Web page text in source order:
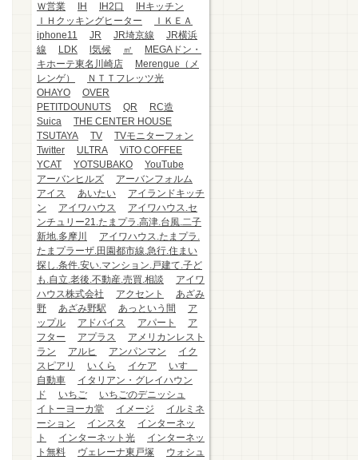
Ｗ営業
IH IH2口
IHキッチン
ＩＨクッキングヒーター
ＩＫＥＡ
iphone11
JR JR埼京線
JR横浜
線
LDK l気候 ㎡
MEGAドン・
キホーテ東名川崎店
Merengue（メ
レンゲ）
ＮＴＴフレッツ光
OHAYO
OVER
PETITDOUNUTS
QR
RC造
Suica
THE CENTER HOUSE
TSUTAYA
TV
TVモニターフォン
Twitter
ULTRA
ViTO COFFEE
YCAT
YOTSUBAKO
YouTube
アーバンヒルズ
アーバンフォルム
アイス
あいたい
アイランドキッチ
ン
アイワハウス
アイワハウス.セ
ンチュリー21.たまプラ.高津.台風.二子
新地.多摩川
アイワハウス.たまプラ.
たまプラーザ.田園都市線.急行.住まい
探し.条件.安い.マンション.戸建て.子ど
も.自立.老後.不動産.売買.相談
アイワ
ハウス株式会社
アクセント
あざみ
野
あざみ野駅 あっという間
ア
ップル
アドバイス アパート
ア
フター
アプラス
アメリカンレスト
ラン
アルヒ アンパンマン
イク
スピアリ
いくら イケア
いすゞ
自動車
イタリアン・グレイハウン
ド
いちご
いちごのデニッシュ
イトーヨーカ堂
イメージ
イルミネ
ーション
インスタ
インターネッ
ト
インターネット光
インターネッ
ト無料
ヴェレーナ東戸塚
ウォシュ